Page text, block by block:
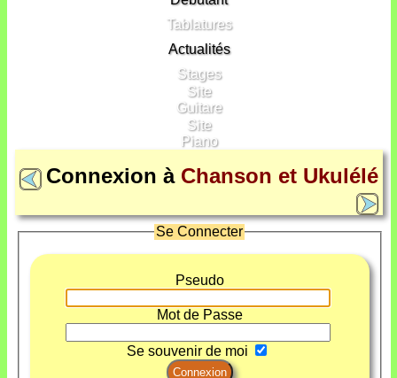
Tablatures
Actualités
Stages
Site
Guitare
Site
Piano
Connexion à Chanson et Ukulélé
Se Connecter
Pseudo
Mot de Passe
Se souvenir de moi